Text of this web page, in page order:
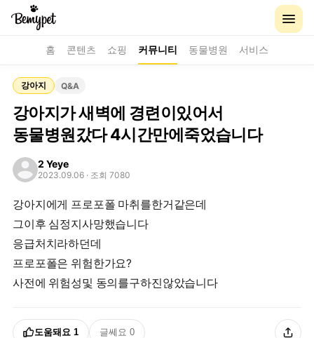
홈 콘텐츠 쇼핑 커뮤니티 동물병원 서비스
강아지 Q&A
강아지가 새벽에 경련이있어서
동물병원갔다 4시간만에죽었습니다
2 Yeye
2023.09.06 · 조회 7080
강아지에게 프로포폴 마취를한거같은데
그이후 심정지사망했습니다
응급처치라하던데
프로포폴은 위험한가요?
사전에 위험성및 동의를구하진않았습니다
도움돼요 1 글쎄요 0